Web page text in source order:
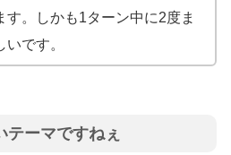
す。しかも1ターン中に2度ま
です。
ーマですねぇ